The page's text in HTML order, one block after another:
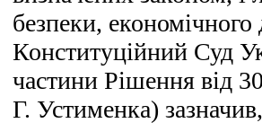
безпеки,
Конституційний Суд
частини Рішення від
Г. Устименка)